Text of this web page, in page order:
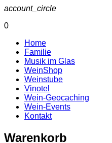
account_circle
0
Home
Familie
Musik im Glas
WeinShop
Weinstube
Vinotel
Wein-Geocaching
Wein-Events
Kontakt
Warenkorb